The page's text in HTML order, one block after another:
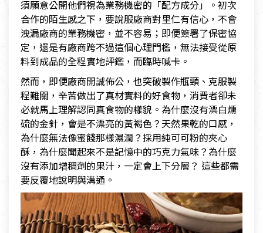
須願意公開他們視為業務機密的「配方成分」。初次
合作的陌生感之下，要說服廠商對里仁有信心，不會
洩漏廠商的業務機密，並不容易；即便簽署了保密協
定，還是有廠商跨不過這個心理門檻，無法接受從原
料到成品的全程實地評鑑，而臨時喊卡。
然而，即便廠商開誠佈公，也突破製作瓶頸、克服製
程難關，辛苦做出了真材實料的好食物，消費者卻未
必就馬上理解認同真食物的樣貌。為什麼沒有漂白燻
硫的金針，會是不漂亮的黃褐色？天然果乾的口感，
為什麼無法像蜜餞那樣濕潤？採用純可可粉的夾心
酥，為什麼聞起來不是記憶中的巧克力氣味？為什麼
沒有添加增稠劑的果汁，一定會上下分層？ 這些都需
要反覆地說明與溝通。